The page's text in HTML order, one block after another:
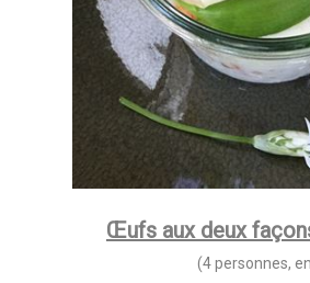
Œufs aux deux
(4 personnes,